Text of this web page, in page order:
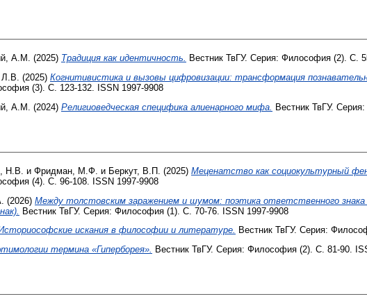
А.М. (2025) Традиция как идентичность. Вестник ТвГУ. Серия: Философия (2). С.
(2025) Когнитивистика и вызовы цифровизации: трансформация
(3). С. 123-132. ISSN 1997-9908
А.М. (2024) Религиоведческая специфика алиенарного мифа. Вестник ТвГУ.
Н.В. и Фридман, М.Ф. и Беркут, В.П. (2025) Меценатство как социокультурный
(4). С. 96-108. ISSN 1997-9908
(2026) Между толстовским заражением и шумом: поэтика ответственного
Вестник ТвГУ. Серия: Философия (1). С. 70-76. ISSN 1997-9908
искания в философии и литературе. Вестник ТвГУ. Серия:
термина «Гиперборея». Вестник ТвГУ. Серия: Философия (2). С. 81-90.